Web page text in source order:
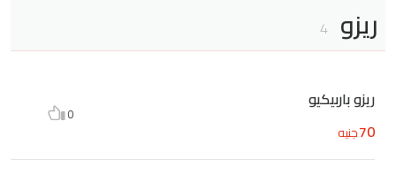
ريزو 4
ريزو باربيكيو
70جنيه
0